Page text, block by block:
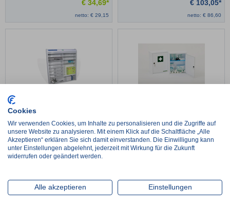
€ 34,69*
netto: € 29,15
€ 103,05*
netto: € 86,60
Verbandschrank Rollmed
€83,47*
netto:€ 70,14
€55,81*
netto:
Cookies
Wir verwenden Cookies, um Inhalte zu personalisieren und die Zugriffe auf
unsere Website zu analysieren. Mit einem Klick auf die Schaltfläche „Alle
Akzeptieren“ erklären Sie sich damit einverstanden. Die Einwilligung kann
unter Einstellungen abgelehnt, jederzeit mit Wirkung für die Zukunft
widerrufen oder geändert werden.
Alle akzeptieren Einstellungen